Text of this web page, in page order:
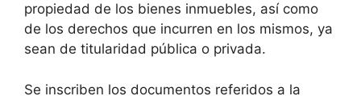
propiedad de los bienes inmuebles, así como
de los derechos que incurren en los mismos, ya
sean de titularidad pública o privada.
Se inscriben los documentos referidos a la